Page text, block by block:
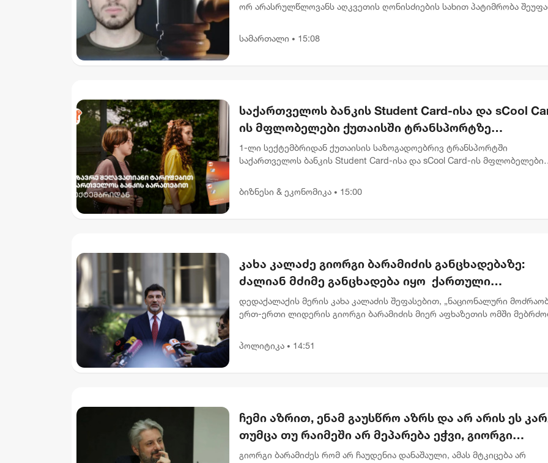
ორ არასრულწლოვანს აღკვეთის ღონისძიების სახით პატიმრობა
სამართალი • 15:08
საქართველოს ბანკის Student Card-ისა და sCool
ის მფლობელები ქუთაისში ტრანსპორტზე
შეღავათიანი ტარიფით ისარგებლებენ
1-ლი სექტემბრიდან ქუთაისის საზოგადოებრივ ტრანსპორტში
საქართველოს ბანკის Student Card-ისა და sCool Card-ის მფლობელები
ფარგლებში, მოსწავლეებისთვ...
ბიზნესი & ეკონომიკა • 15:00
კახა კალაძე გიორგი ბარამიძის განცხადებაზე:
ძალიან მძიმე განცხადება იყო ქართული
სახელმწიფოსა და ჯარის წინააღმდეგ
დედაქალაქის მერის კახა კალაძის შეფასებით, „ნაციონალური
ერთ-ერთი ლიდერის გიორგი ბარამიძის მიერ აფხაზეთის ომში
ძალიან მძიმე...
პოლიტიკა • 14:51
ჩემი აზრით, ენამ გაუსწრო აზრს და არ არის ეს
თუმცა თუ რაიმეში არ მეპარება ეჭვი, გიორგი
ბარამიძის პატრიოტიზმია - ნიკა გვარამია
გიორგი ბარამიძეს რომ არ ჩაუდენია დანაშაული, ამას მტკიცება არ